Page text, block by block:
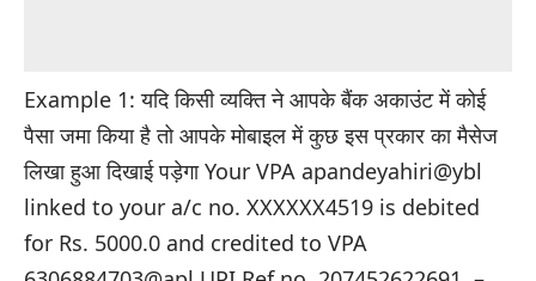
Example 1: यदि किसी व्यक्ति ने आपके बैंक अकाउंट में कोई
पैसा जमा किया है तो आपके मोबाइल में कुछ इस प्रकार का मैसेज
लिखा हुआ दिखाई पड़ेगा Your VPA apandeyahiri@ybl
linked to your a/c no. XXXXXX4519 is debited
for Rs. 5000.0 and credited to VPA